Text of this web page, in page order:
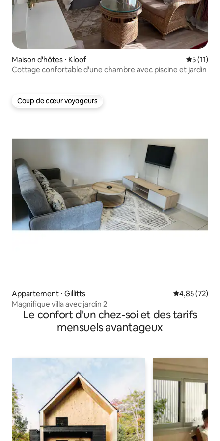
Maison d'hôtes ⋅ Kloof
5 (11)
Cottage confortable d'une chambre avec piscine et jardin
Coup de cœur voyageurs
Coup de cœur voyageurs
Appartement ⋅ Gillitts Évaluation
4,85 (72)
Magnifique villa avec jardin 2
Le confort d'un chez-soi et des tarifs
mensuels avantageux